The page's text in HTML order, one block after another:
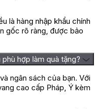
là hàng nhập khẩu chính
gốc rõ ràng, được bảo
hợp làm quà tặng?
ngân sách của bạn. Với
cao cấp Pháp, Ý kèm